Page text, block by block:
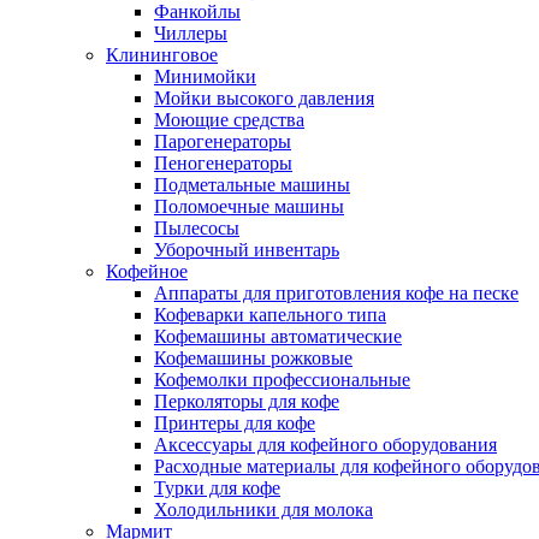
Фанкойлы
Чиллеры
Клининговое
Минимойки
Мойки высокого давления
Моющие средства
Парогенераторы
Пеногенераторы
Подметальные машины
Поломоечные машины
Пылесосы
Уборочный инвентарь
Кофейное
Аппараты для приготовления кофе на песке
Кофеварки капельного типа
Кофемашины автоматические
Кофемашины рожковые
Кофемолки профессиональные
Перколяторы для кофе
Принтеры для кофе
Аксессуары для кофейного оборудования
Расходные материалы для кофейного
Турки для кофе
Холодильники для молока
Мармит